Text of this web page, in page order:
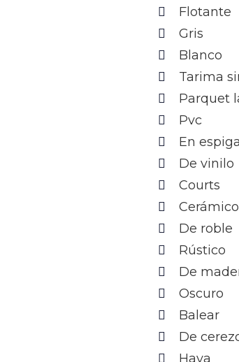
Flotante
Gris
Blanco
Tarima
Parquet
Pvc
En espiga
De vinilo
Courts
De roble
Rústico
De
Oscuro
Balear
De
Haya